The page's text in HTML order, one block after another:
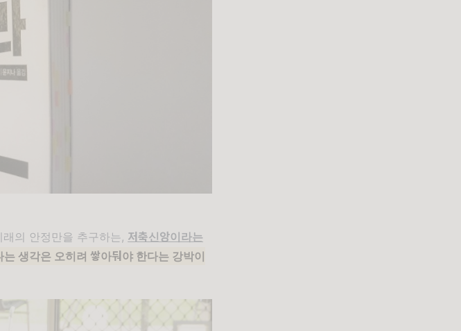
의 안정만을 추구하는, 저축신앙이라는
생각은 오히려 쌓아둬야 한다는 강박이